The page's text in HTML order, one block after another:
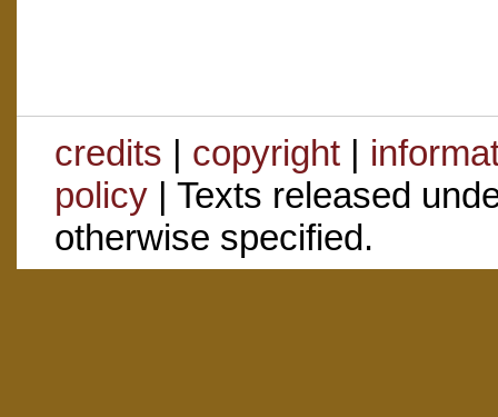
credits | copyright|
policy| Texts released
otherwise specified.